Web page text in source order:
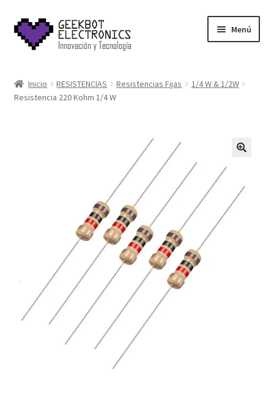
Saltar
a
navegación
Ir
al
contenido
Menú
About Us
Checkout
Checkout
Inicio RESISTENCIAS Resistencias Fijas
1/4 W & 1/2W
Resistencia 220 Kohm 1/4 W